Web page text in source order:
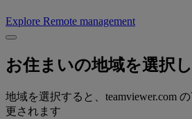
Explore Remote management
お住まいの地域を選択
地域を選択すると、teamviewer.com
更されます